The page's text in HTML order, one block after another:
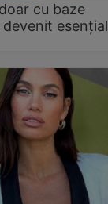
cu baze